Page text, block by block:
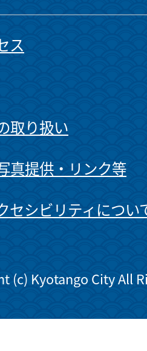
ス
取り扱い
真提供・リンク等
セシビリティについ
(c) Kyotango City All